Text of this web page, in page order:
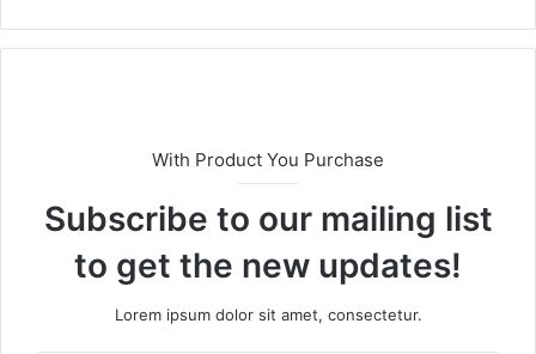
sit
With Product You Purchase
Subscribe to our mailing list
to get the new updates!
Lorem ipsum dolor sit amet, consectetur.